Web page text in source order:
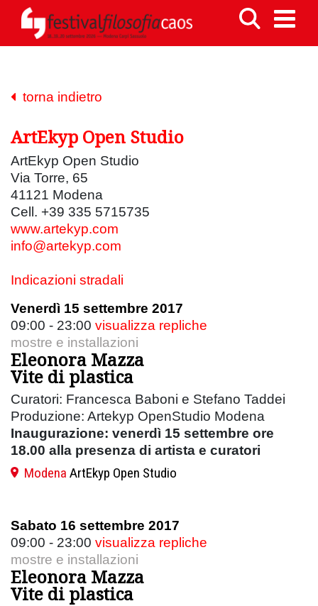
torna indietro
ArtEkyp Open Studio
ArtEkyp Open Studio
Via Torre, 65
41121 Modena
Cell. +39 335 5715735
www.artekyp.com
info@artekyp.com
Indicazioni stradali
Venerdì 15 settembre 2017
09:00 - 23:00 visualizza repliche
mostre e installazioni
Eleonora Mazza
Vite di plastica
Curatori: Francesca Baboni e Stefano Taddei
Produzione: Artekyp OpenStudio Modena
Inaugurazione: venerdì 15 settembre ore
18.00 alla presenza di artista e curatori
Modena ArtEkyp Open Studio
Sabato 16 settembre 2017
09:00 - 23:00 visualizza repliche
mostre e installazioni
Eleonora Mazza
Vite di plastica